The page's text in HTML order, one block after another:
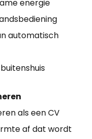
energie
automatisch
als een CV
af dat wordt